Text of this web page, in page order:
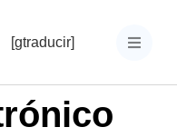
[gtraducir]